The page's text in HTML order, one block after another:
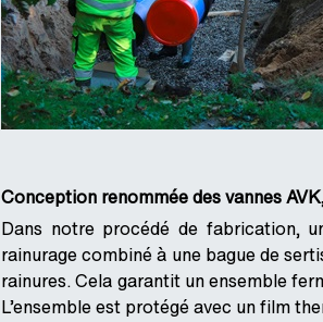
Conception renommée des vannes
Dans notre procédé de fabrication,
rainurage combiné à une bague de
rainures. Cela garantit un ensemble
L’ensemble est protégé avec un film